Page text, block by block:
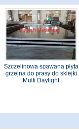
Szczelinowa spawana płyta
grzejna do prasy do sklejki
Multi Daylight